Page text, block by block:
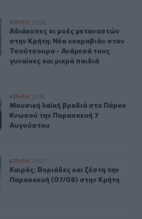
μεταναστών στην Κρήτη: Νέα
ΚΡΗΤΗ 21:26
Αδιάκοπες οι ροές μεταναστών
Αδιάκοπες οι ροές μεταναστών
στην Κρήτη: Νέα «καραβιά» στον
Τσούτσουρα - Ανάμεσά τους
γυναίκες και μικρά παιδιά
στο Πάρκο Κνωσού την
ΚΡΗΤΗ 21:15
Μουσική λαϊκή βραδιά στο
Μουσική λαϊκή βραδιά στο Πάρκο
Κνωσού την Παρασκευή 7
Αυγούστου
και ζέστη την Παρασκευή (07/08)
ΚΡΗΤΗ 21:07
Καιρός: Βοριάδες και ζέστη την
Καιρός: Βοριάδες και ζέστη την
Παρασκευή (07/08) στην Κρήτη